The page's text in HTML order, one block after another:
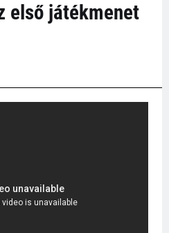
első játékmenet